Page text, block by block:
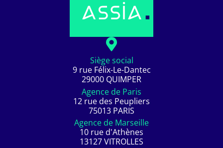
Siège social
9 rue Félix-Le-Dantec
29000 QUIMPER
Agence de Paris
12 rue des Peupliers
75013 PARIS
Agence de Marseille
10 rue d'Athènes
13127 VITROLLES